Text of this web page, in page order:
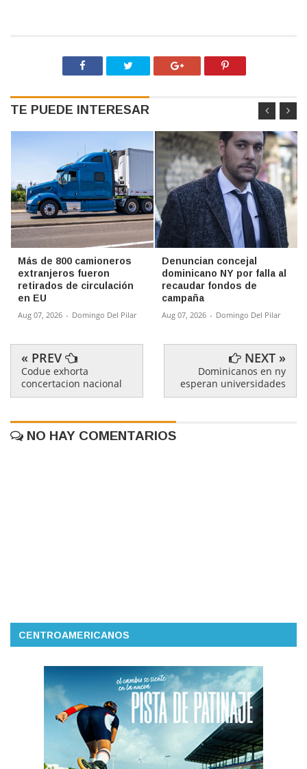
TE PUEDE INTERESAR
Más de 800 camioneros
extranjeros fueron
retirados de circulación
en EU
Aug 07, 2026 - Domingo Del Pilar
Denuncian concejal
dominicano NY por falla al
recaudar fondos de
campaña
Aug 07, 2026 - Domingo Del Pilar
« PREV
Codue exhorta
concertacion nacional
NEXT »
Dominicanos en ny
esperan universidades
NO HAY COMENTARIOS
CENTROAMERICANOS